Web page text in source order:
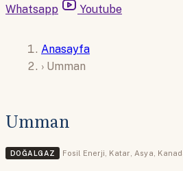
Whatsapp
Youtube
Anasayfa
› Umman
Umman
DOĞALGAZ Fosil Enerji, Katar,Asya,